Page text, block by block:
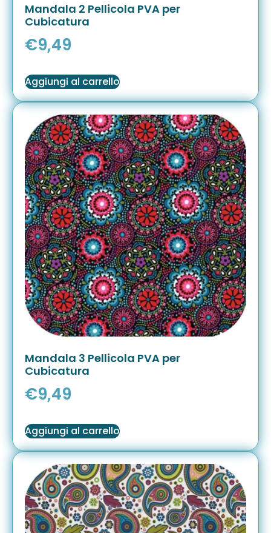
Mandala 2 Pellicola PVA per
Cubicatura
€9,49
Aggiungi al carrello
Mandala 3 Pellicola PVA per
Cubicatura
€9,49
Aggiungi al carrello